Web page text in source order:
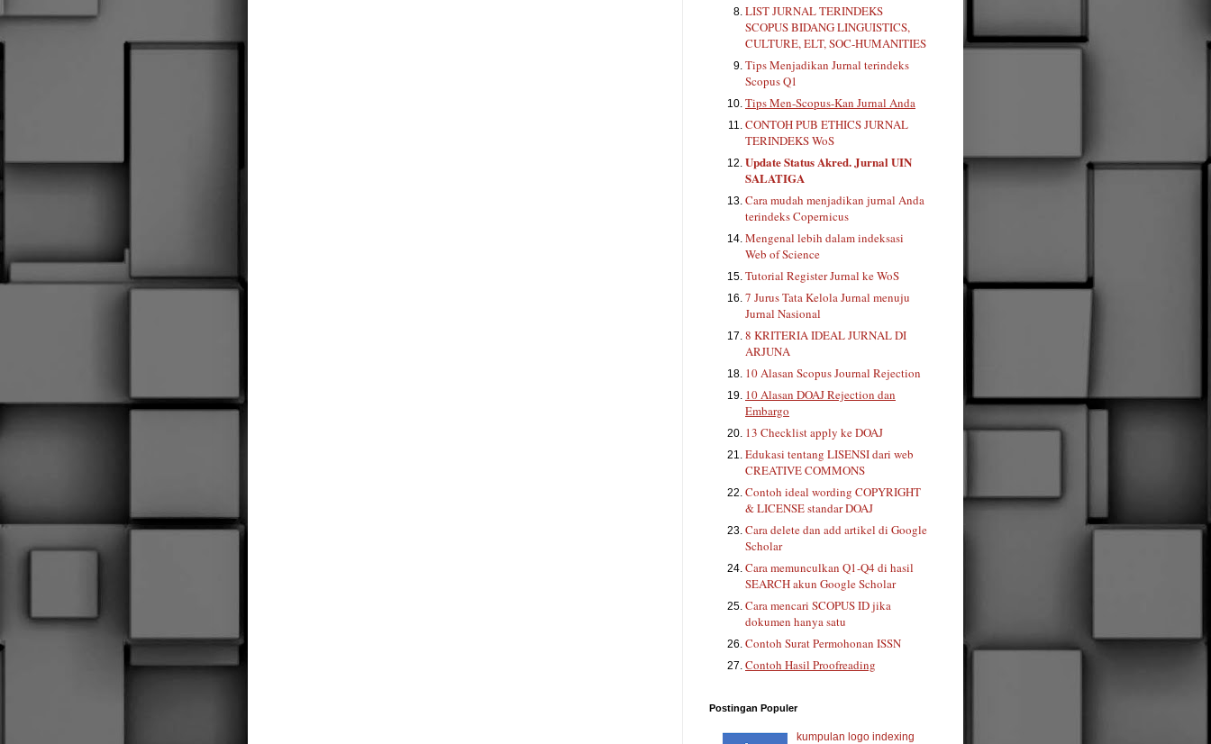
LIST JURNAL TERINDEKS
SCOPUS BIDANG LINGUISTICS,
CULTURE, ELT, SOC-HUMANITIES
Tips Menjadikan Jurnal terindeks
Scopus Q1
Tips Men-Scopus-Kan Jurnal Anda
CONTOH PUB ETHICS JURNAL
TERINDEKS WoS
Update Status Akred. Jurnal UIN
SALATIGA
Cara mudah menjadikan jurnal Anda
terindeks Copernicus
Mengenal lebih dalam indeksasi
Web of Science
Tutorial Register Jurnal ke WoS
7 Jurus Tata Kelola Jurnal menuju
Jurnal Nasional
8 KRITERIA IDEAL JURNAL DI
ARJUNA
10 Alasan Scopus Journal Rejection
10 Alasan DOAJ Rejection dan
Embargo
13 Checklist apply ke DOAJ
Edukasi tentang LISENSI dari web
CREATIVE COMMONS
Contoh ideal wording COPYRIGHT
& LICENSE standar DOAJ
Cara delete dan add artikel di Google
Scholar
Cara memunculkan Q1-Q4 di hasil
SEARCH akun Google Scholar
Cara mencari SCOPUS ID jika
dokumen hanya satu
Contoh Surat Permohonan ISSN
Contoh Hasil Proofreading
Postingan Populer
kumpulan logo indexing